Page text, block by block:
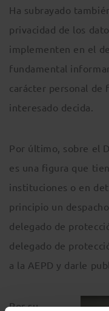
Ha subrayado
privacidad de los
implementen en el
fundamental
carácter personal de
interesado decida.
Por último, sobre el
es una figura que
instituciones o en
principio un
delegado de
delegado de
a la AEPD y darle
Por su